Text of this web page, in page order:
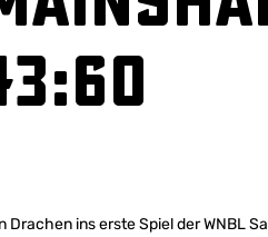
ins erste Spiel der WNBL